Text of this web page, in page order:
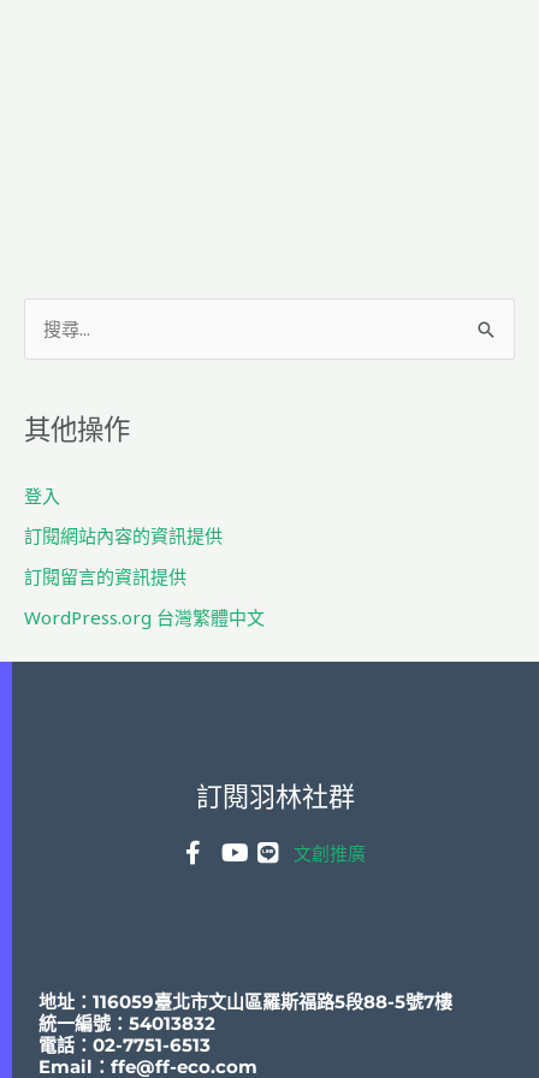
鍵
其他操作
登入
訂閱網站內容的資訊提供
訂閱留言的資訊提供
WordPress.org 台灣繁體中文
訂閱羽林社群
文創推廣
地址：116059臺北市文山區羅斯福路5段88-5號7樓
統一編號：54013832
電話：02-7751-6513
Email：ffe@ff-eco.com